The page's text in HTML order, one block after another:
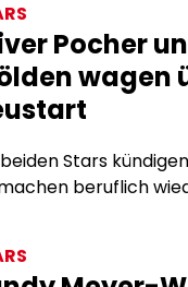
Pocher
wagen
Stars
beruflich